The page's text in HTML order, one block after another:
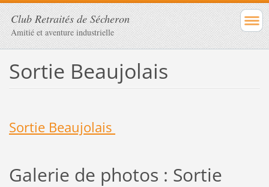
Club Retraités de Sécheron
Amitié et aventure industrielle
Sortie Beaujolais
Sortie Beaujolais
Galerie de photos : Sortie